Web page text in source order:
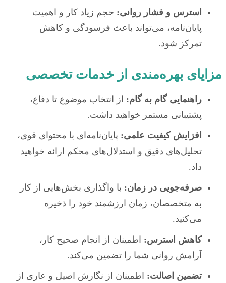
استرس و فشار روانی: حجم زیاد کار و اهمیت
پایان‌نامه، می‌تواند باعث فرسودگی و کاهش
تمرکز شود.
مزایای بهره‌مندی از خدمات تخصصی
راهنمایی گام به گام: از انتخاب موضوع تا دفاع،
پشتیبانی مستمر خواهید داشت.
افزایش کیفیت علمی: پایان‌نامه‌ای با محتوای قوی،
تحلیل‌های دقیق و استدلال‌های محکم ارائه خواهید
داد.
صرفه‌جویی در زمان: با واگذاری بخش‌هایی از کار
به متخصصان، زمان ارزشمند خود را ذخیره
می‌کنید.
کاهش استرس: اطمینان از انجام صحیح کار،
آرامش روانی شما را تضمین می‌کند.
تضمین اصالت: اطمینان از نگارش اصیل و عاری از